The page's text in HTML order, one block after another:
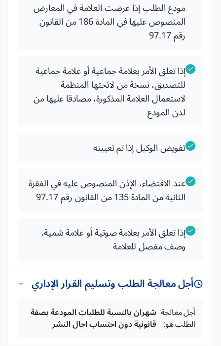
مودع الطلب إذا عرضت العلامة في المعارض
المنصوص عليها في المادة 186 من القانون
رقم 97.17
إذا تعلق الأمر بعلامة جماعية أو علامة جماعية
للتصديق، نسخة من لائحتها المنظمة
لاستعمال العلامة المذكورة، مصادقا عليها من
لدن المودع
تفويض الوكيل إذا تم تعيينه
عند الاقتضاء، الإذن المنصوص عليه في الفقرة
الثانية من المادة 135 من القانون رقم 97.17
إذا تعلق الأمر بعلامة صوتية أو علامة شمية،
وصف مفصل للعلامة
أجل معالجة الطلب وتسليم القرار الإداري
أجل معالجة
الطلب هو:
شهران بالنسبة للطلبات المودعة بصفة
قانونية دون احتساب اجال النشر